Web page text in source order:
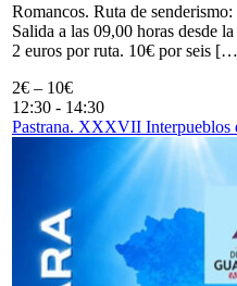
Romancos. Ruta de
Salida a las 09,00 horas desde
2 euros por ruta. 10€ por seis
2€ – 10€
12:30 - 14:30
Pastrana. XXXVII Interpueblos